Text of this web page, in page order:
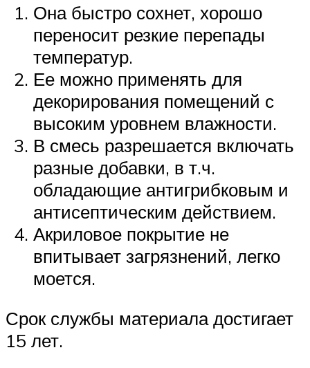
Она быстро сохнет, хорошо
переносит резкие перепады
температур.
Ее можно применять для
декорирования помещений с
высоким уровнем влажности.
В смесь разрешается включать
разные добавки, в т.ч.
обладающие антигрибковым и
антисептическим действием.
Акриловое покрытие не
впитывает загрязнений, легко
моется.
Срок службы материала достигает
15 лет.